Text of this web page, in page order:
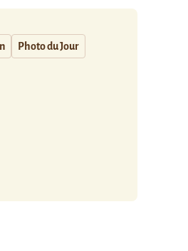
Photo du Jour